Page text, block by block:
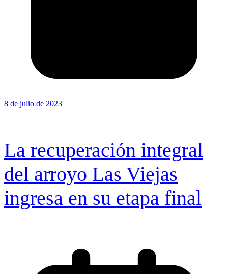
8 de julio de 2023
La recuperación integral
del arroyo Las Viejas
ingresa en su etapa final